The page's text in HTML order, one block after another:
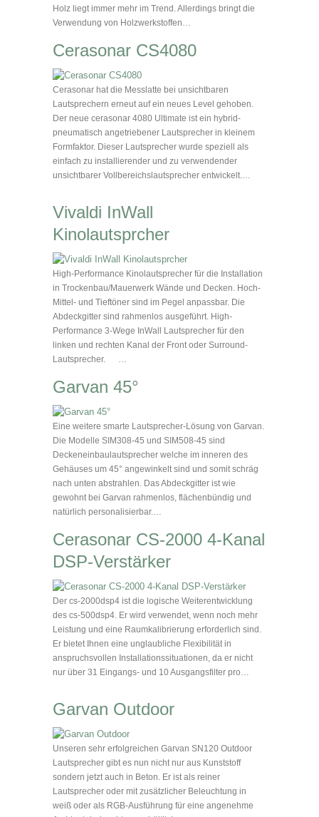
Holz liegt immer mehr im Trend. Allerdings bringt die
Verwendung von Holzwerkstoffen…
Cerasonar CS4080
Cerasonar hat die Messlatte bei unsichtbaren
Lautsprechern erneut auf ein neues Level gehoben.
Der neue cerasonar 4080 Ultimate ist ein hybrid-
pneumatisch angetriebener Lautsprecher in kleinem
Formfaktor. Dieser Lautsprecher wurde speziell als
einfach zu installierender und zu verwendender
unsichtbarer Vollbereichslautsprecher entwickelt.…
Vivaldi InWall
Kinolautsprcher
High-Performance Kinolautsprecher für die Installation
in Trockenbau/Mauerwerk Wände und Decken. Hoch-
Mittel- und Tieftöner sind im Pegel anpassbar. Die
Abdeckgitter sind rahmenlos ausgeführt. High-
Performance 3-Wege InWall Lautsprecher für den
linken und rechten Kanal der Front oder Surround-
Lautsprecher. …
Garvan 45°
Eine weitere smarte Lautsprecher-Lösung von Garvan.
Die Modelle SIM308-45 und SIM508-45 sind
Deckeneinbaulautsprecher welche im inneren des
Gehäuses um 45° angewinkelt sind und somit schräg
nach unten abstrahlen. Das Abdeckgitter ist wie
gewohnt bei Garvan rahmenlos, flächenbündig und
natürlich personalisierbar.…
Cerasonar CS-2000 4-Kanal
DSP-Verstärker
Der cs-2000dsp4 ist die logische Weiterentwicklung
des cs-500dsp4. Er wird verwendet, wenn noch mehr
Leistung und eine Raumkalibrierung erforderlich sind.
Er bietet Ihnen eine unglaubliche Flexibilität in
anspruchsvollen Installationssituationen, da er nicht
nur über 31 Eingangs- und 10 Ausgangsfilter pro…
Garvan Outdoor
Unseren sehr erfolgreichen Garvan SN120 Outdoor
Lautsprecher gibt es nun nicht nur aus Kunststoff
sondern jetzt auch in Beton. Er ist als reiner
Lautsprecher oder mit zusätzlicher Beleuchtung in
weiß oder als RGB-Ausführung für eine angenehme